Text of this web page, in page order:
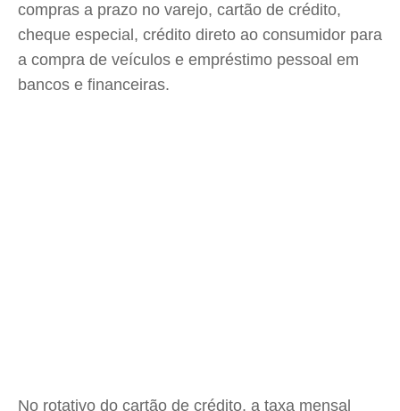
compras a prazo no varejo, cartão de crédito,
cheque especial, crédito direto ao consumidor para
a compra de veículos e empréstimo pessoal em
bancos e financeiras.
No rotativo do cartão de crédito, a taxa mensal